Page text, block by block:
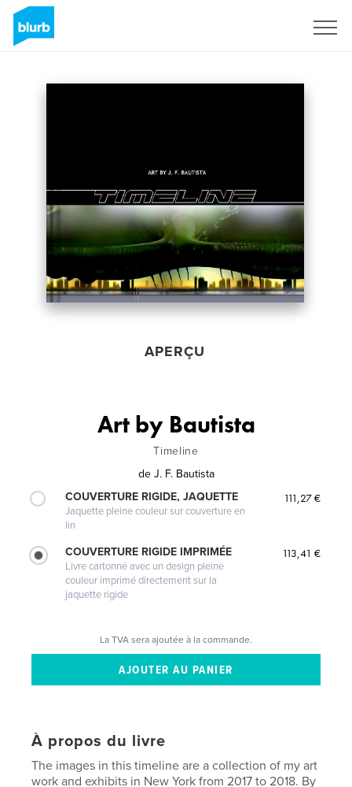
APERÇU
Art by Bautista
Timeline
de J. F. Bautista
COUVERTURE RIGIDE, JAQUETTE
Jaquette pleine couleur sur couverture en
lin
111,27 €
COUVERTURE RIGIDE IMPRIMÉE
Livre cartonné avec un design pleine
couleur imprimé directement sur la
jaquette rigide
113,41 €
La TVA sera ajoutée à la commande.
À propos du livre
The images in this timeline are a collection of my art
work and exhibits in New York from 2017 to 2018. By